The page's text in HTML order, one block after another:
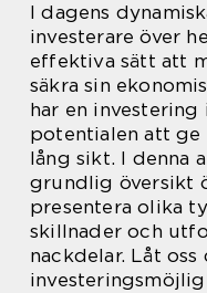
I dagens
investerare över
effektiva sätt att
säkra sin
har en
potentialen att ge
lång sikt. I denna
grundlig översikt
presentera olika
skillnader och
nackdelar. Låt